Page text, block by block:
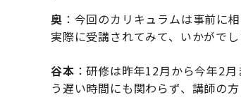
奥 ：今回のカリキュラムは事前に
実際に受講されてみて、いかがでし
谷本 ：研修は昨年12月から今年2
う遅い時間にも関わらず、講師の